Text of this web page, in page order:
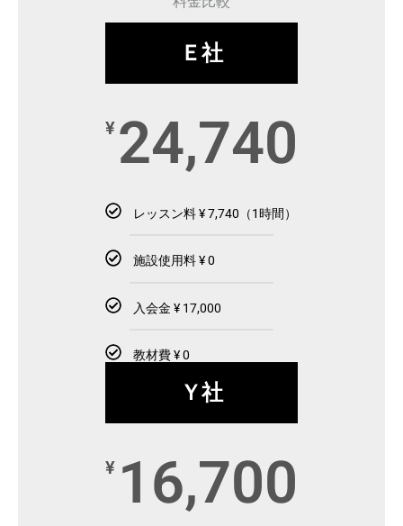
Ｅ社
¥ 24,740
レッスン料 ¥ 7,740（1時間）
施設使用料 ¥ 0
入会金 ¥ 17,000
教材費 ¥ 0
Ｙ社
¥ 16,700